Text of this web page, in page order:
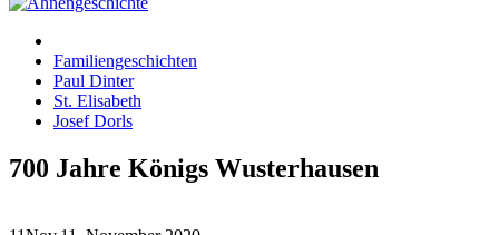
Familiengeschichten
Paul Dinter
St. Elisabeth
Josef Dorls
700 Jahre Königs Wusterhausen